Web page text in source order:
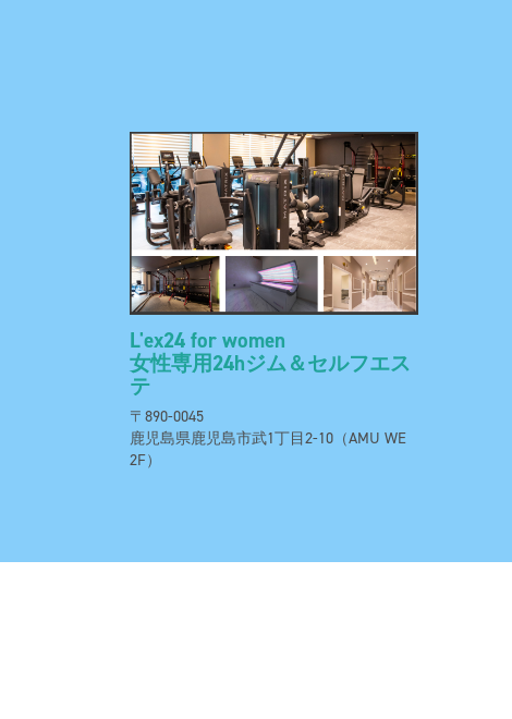
L'ex24 for women
女性専用24hジム＆セルフエス
テ
〒890-0045
鹿児島県鹿児島市武1丁目2-10（AMU WE
2F）